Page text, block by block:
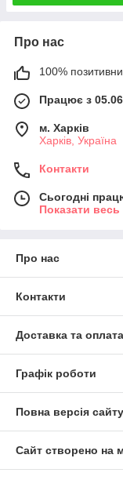
Про нас
100%
Працює з
м. Харків
Харків, Україна
Контакти
Сьогодні
Показати
Про нас
Контакти
Доставка та оплата
Графік роботи
Повна версія сайту
Сайт створено на